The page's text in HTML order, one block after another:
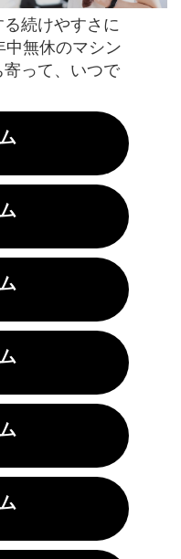
続けやすさに
無休のマシン
って、いつで